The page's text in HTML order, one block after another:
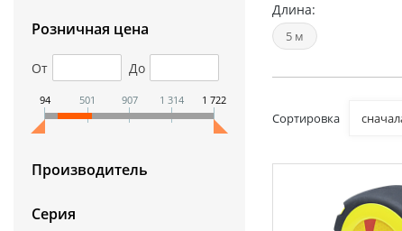
Розничная цена
От До
94 501 907 1 314 1 722
Производитель
Серия
Длина:
5 м
Сортировка